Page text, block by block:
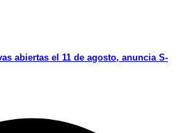
abiertas el 11 de agosto, anuncia S-